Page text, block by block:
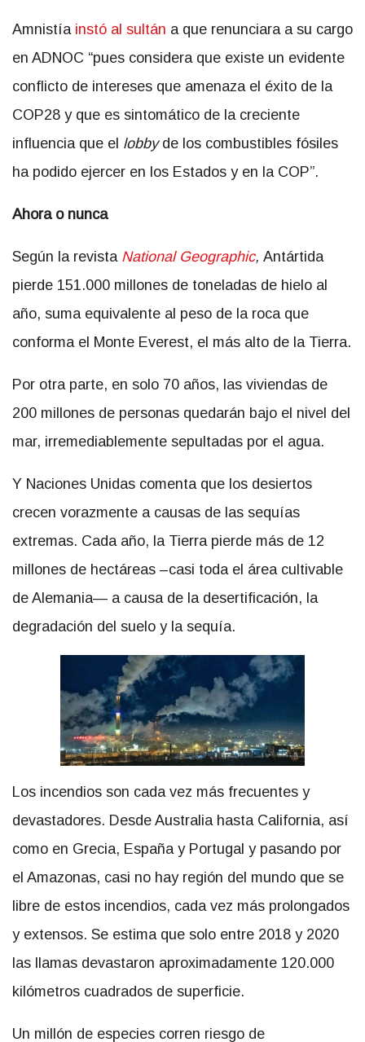
Amnistía instó al sultán a que renunciara a su cargo
en ADNOC “pues considera que existe un evidente
conflicto de intereses que amenaza el éxito de la
COP28 y que es sintomático de la creciente
influencia que el lobbyde los combustibles fósiles
ha podido ejercer en los Estados y en la COP”.
Ahora o nunca
Según la revista National Geographic, Antártida
pierde 151.000 millones de toneladas de hielo al
año, suma equivalente al peso de la roca que
conforma el Monte Everest, el más alto de la Tierra.
Por otra parte, en solo 70 años, las viviendas de
200 millones de personas quedarán bajo el nivel del
mar, irremediablemente sepultadas por el agua.
Y Naciones Unidas comenta que los desiertos
crecen vorazmente a causas de las sequías
extremas. Cada año, la Tierra pierde más de 12
millones de hectáreas –casi toda el área cultivable
de Alemania— a causa de la desertificación, la
degradación del suelo y la sequía.
Los incendios son cada vez más frecuentes y
devastadores. Desde Australia hasta California, así
como en Grecia, España y Portugal y pasando por
el Amazonas, casi no hay región del mundo que se
libre de estos incendios, cada vez más prolongados
y extensos. Se estima que solo entre 2018 y 2020
las llamas devastaron aproximadamente 120.000
kilómetros cuadrados de superficie.
Un millón de especies corren riesgo de